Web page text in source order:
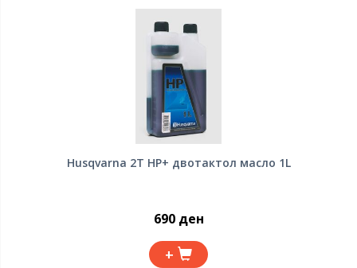
Husqvarna 2T HP+ двотактол масло 1L
690 ден
+